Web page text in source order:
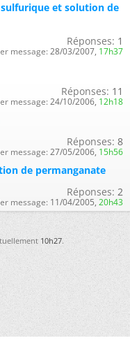
et solution de
Réponses: 1
message: 28/03/2007, 17h37
Réponses: 11
message: 24/10/2006, 12h18
Réponses: 8
message: 27/05/2006, 15h56
de permanganate
Réponses: 2
message: 11/04/2005, 20h43
10h27.